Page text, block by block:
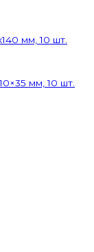
мм, 10 шт.